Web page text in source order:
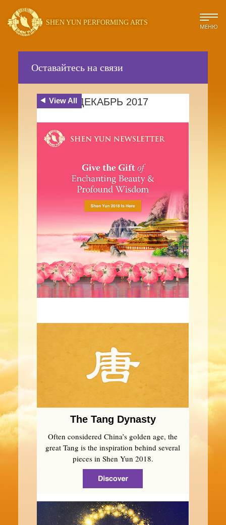
SHEN YUN PERFORMING ARTS
МЕНЮ
Оставайтесь на связи
View All ДЕКАБРЬ 2017